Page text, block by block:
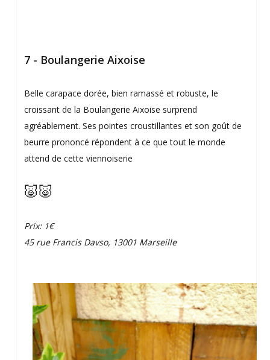
7 - Boulangerie Aixoise
Belle carapace dorée, bien ramassé et robuste, le
croissant de la Boulangerie Aixoise surprend
agréablement. Ses pointes croustillantes et son goût de
beurre prononcé répondent à ce que tout le monde
attend de cette viennoiserie
🐷🐷
Prix: 1€
45 rue Francis Davso, 13001 Marseille